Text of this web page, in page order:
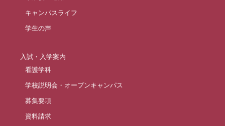
キャンパスライフ
学生の声
入試・入学案内
看護学科
学校説明会・オープンキャンパス
募集要項
資料請求